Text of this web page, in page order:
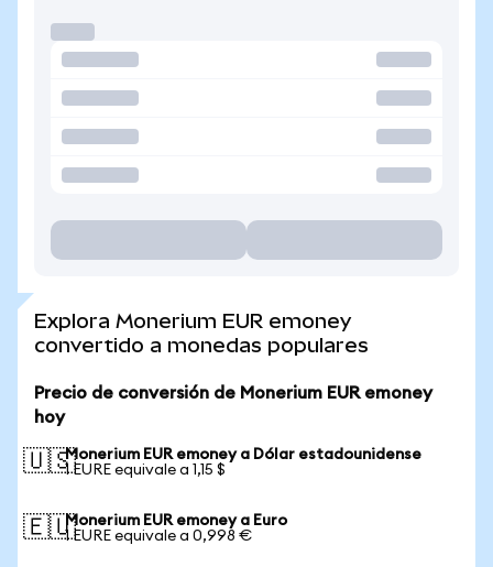
Explora Monerium EUR emoney
convertido a monedas populares
Precio de conversión de Monerium EUR emoney
hoy
🇺🇸Monerium EUR emoney a Dólar estadounidense
1 EURE equivale a 1,15 $
🇪🇺Monerium EUR emoney a Euro
1 EURE equivale a 0,998 €